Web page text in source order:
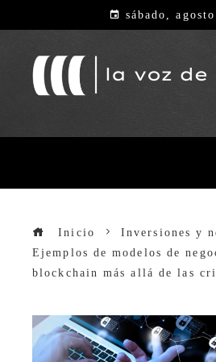
sábado,
Inicio
Inversiones y
Ejemplos de modelos de
blockchain más allá de las